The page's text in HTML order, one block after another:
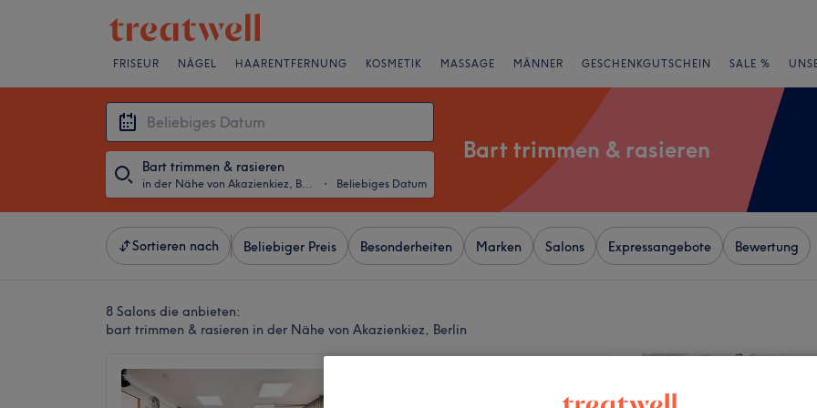
FRISEUR NÄGEL HAARENTFERNUNG KOSMETIK MASSAGE MÄNNER GESCHENKGUTSCHEIN SALE %
Bart trimmen & rasieren
in der Nähe von Akazienkiez, Berlin ・ Beliebiges Datum
Bart trimmen & rasieren
Sortieren nach Beliebiger Preis Besonderheiten Marken Salons Expressangebote Bewertung
8 Salons die anbieten:
bart trimmen & rasieren in der Nähe von Akazienkiez, Berlin
744 Bewertungen